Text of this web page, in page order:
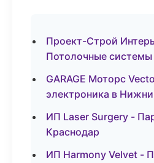
Проект-Строй
Потолочные системы
GARAGE Моторс
электроника в
ИП Laser Surgery -
Краснодар
ИП Harmony Velvet -